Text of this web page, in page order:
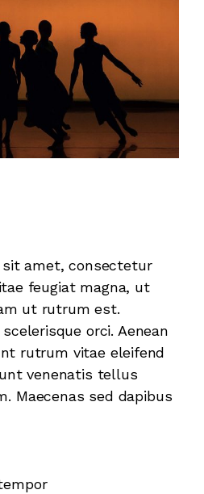
amet, consectetur
feugiat magna, ut
ut rutrum est.
orci. Aenean
rutrum vitae eleifend
venenatis tellus
Maecenas sed dapibus